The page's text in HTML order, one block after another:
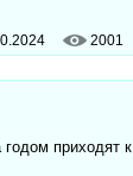
2001
приходят к